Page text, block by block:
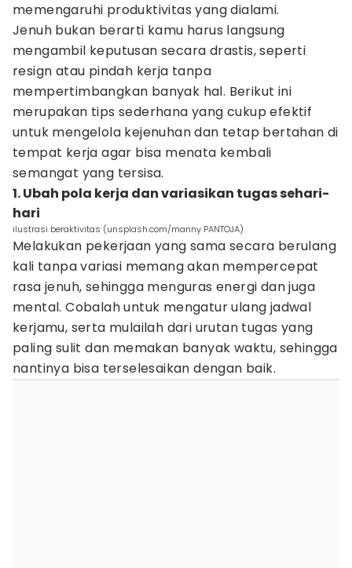
memengaruhi produktivitas yang dialami.
Jenuh bukan berarti kamu harus langsung
mengambil keputusan secara drastis, seperti
resign atau pindah kerja tanpa
mempertimbangkan banyak hal. Berikut ini
merupakan tips sederhana yang cukup efektif
untuk mengelola kejenuhan dan tetap bertahan di
tempat kerja agar bisa menata kembali
semangat yang tersisa.
1. Ubah pola kerja dan variasikan tugas sehari-
hari
ilustrasi beraktivitas (unsplash.com/manny PANTOJA)
Melakukan pekerjaan yang sama secara berulang
kali tanpa variasi memang akan mempercepat
rasa jenuh, sehingga menguras energi dan juga
mental. Cobalah untuk mengatur ulang jadwal
kerjamu, serta mulailah dari urutan tugas yang
paling sulit dan memakan banyak waktu, sehingga
nantinya bisa terselesaikan dengan baik.